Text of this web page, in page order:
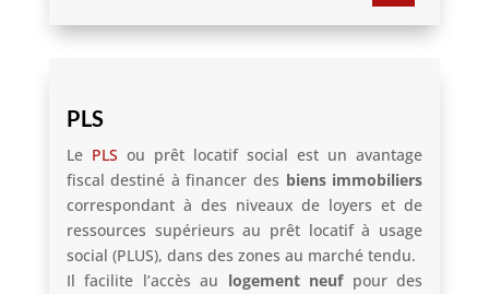
PLS
Le PLS ou prêt locatif social est un avantage
fiscal destiné à financer des biens immobiliers
correspondant à des niveaux de loyers et de
ressources supérieurs au prêt locatif à usage
social (PLUS), dans des zones au marché tendu.
Il facilite l’accès au logement neuf pour des